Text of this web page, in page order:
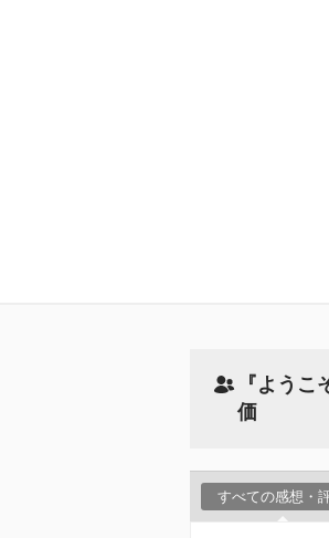
『よう
価
すべての感想・